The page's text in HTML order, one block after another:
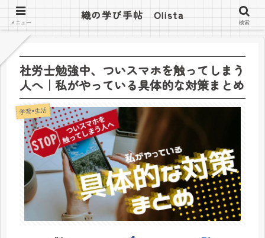
織の学び手帖 Olista
社労士勉強中、ついスマホを触ってしまう
人へ｜私がやっている具体的な対策まとめ
学習×生活
メニュー
織の学び手帖 Olista
検索